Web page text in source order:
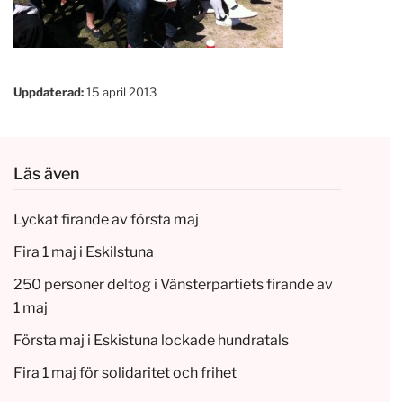
Uppdaterad:15 april 2013
Läs även
Lyckat firande av första maj
Fira 1 maj i Eskilstuna
250 personer deltog i Vänsterpartiets firande av
1 maj
Första maj i Eskistuna lockade hundratals
Fira 1 maj för solidaritet och frihet